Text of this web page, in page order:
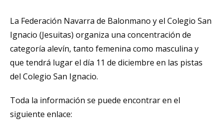
La Federación Navarra de Balonmano y el Colegio San
Ignacio (Jesuitas) organiza una concentración de
categoría alevín, tanto femenina como masculina y
que tendrá lugar el día 11 de diciembre en las pistas
del Colegio San Ignacio.
Toda la información se puede encontrar en el
siguiente enlace: